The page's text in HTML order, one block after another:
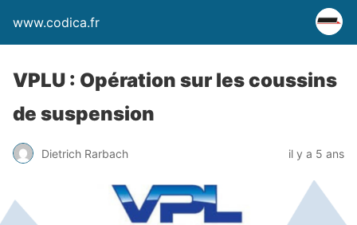
www.codica.fr
VPLU : Opération sur les coussins
de suspension
Dietrich Rarbach il y a 5 ans